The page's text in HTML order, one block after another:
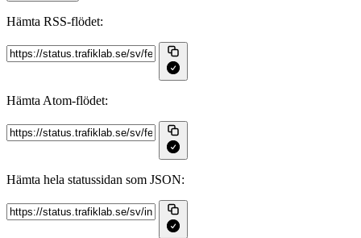
Hämta RSS‑flödet:
Hämta Atom‑flödet:
Hämta hela statussidan som JSON: